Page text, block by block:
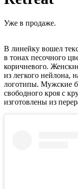
Уже в продаже.
В линейку вошел
в тонах песочного
коричневого.
из легкого нейлона,
логотипы. Мужские
свободного кроя с
изготовлены из